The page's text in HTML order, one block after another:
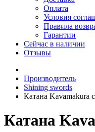
Оплата
Условия
Правила
Гарантии
Сейчас в наличии
Отзывы
Производитель
Shining swords
Катана Kavamakura
Катана